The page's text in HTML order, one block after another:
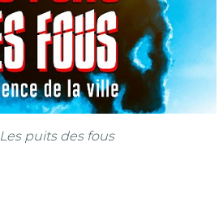
Les puits des fous